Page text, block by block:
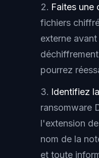
Faites une
fichiers
externe
pourrez
Identifiez
ransomware
l'extension
nom de la
et toute